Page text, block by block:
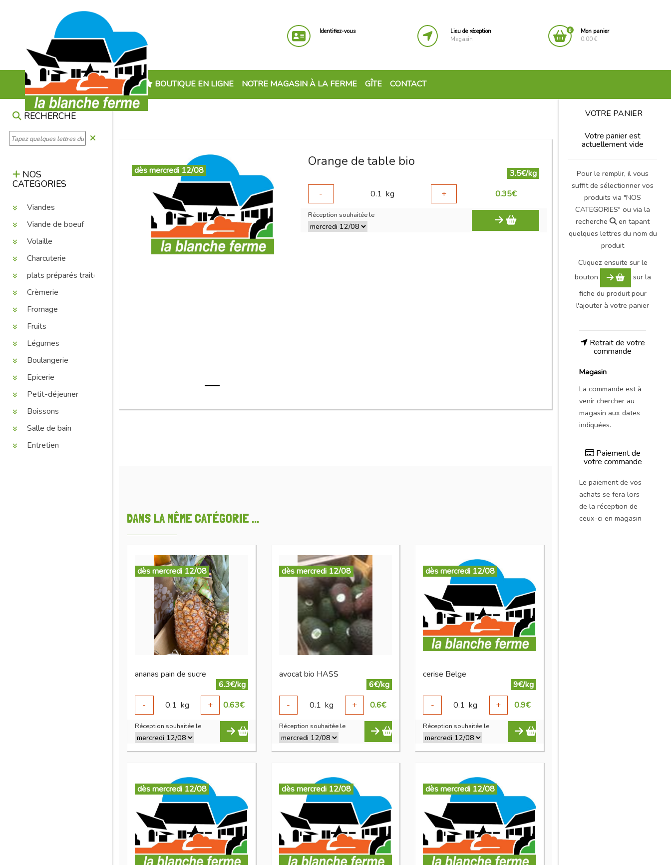
Identifiez-vous
Lieu de réception
Magasin
0
Mon panier
0.00 €
BOUTIQUE EN LIGNE NOTRE MAGASIN À LA FERME GÎTE CONTACT
RECHERCHE
NOS
CATEGORIES
Viandes
Viande de boeuf
Volaille
Charcuterie
plats préparés traiteur
Crèmerie
Fromage
Fruits
Légumes
Boulangerie
Epicerie
Petit-déjeuner
Boissons
Salle de bain
Entretien
dès mercredi 12/08
Orange de table bio
3.5€/kg
-
0.1 kg + 0.35€
Réception souhaitée le
DANS LA MÊME CATÉGORIE ...
dès mercredi 12/08
ananas pain de sucre
6.3€/kg
-
0.1 kg + 0.63€
Réception souhaitée le
dès mercredi 12/08
avocat bio HASS
6€/kg
-
0.1 kg + 0.6€
Réception souhaitée le
dès mercredi 12/08
cerise Belge
9€/kg
-
0.1 kg + 0.9€
Réception souhaitée le
dès mercredi 12/08 dès mercredi 12/08 dès mercredi 12/08
VOTRE PANIER
Votre panier est
actuellement vide
Pour le remplir, il vous
suffit de sélectionner vos
produits via "NOS
CATEGORIES" ou via la
recherche
en tapant
quelques lettres du nom du
produit
Cliquez ensuite sur le
bouton
sur la
fiche du produit pour
l'ajouter à votre panier
Retrait de votre
commande
Magasin
La commande est à
venir chercher au
magasin aux dates
indiquées.
Paiement de
votre commande
Le paiement de vos
achats se fera lors
de la réception de
ceux-ci en magasin